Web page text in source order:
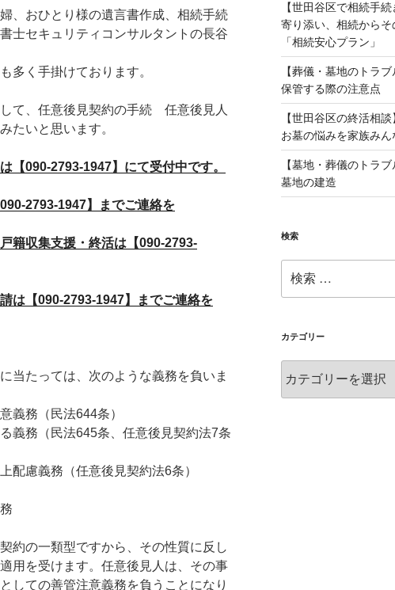
、おひとり様の遺言書作成、相続手続
士セキュリティコンサルタントの長谷
多く手掛けております。
て、任意後見契約の手続 任意後見人
たいと思います。
【090-2793-1947】にて受付中です。
2793-1947】までご連絡を
籍収集支援・終活は【090-2793-
は【090-2793-1947】までご連絡を
当たっては、次のような義務を負いま
義務（民法644条）
義務（民法645条、任意後見契約法7条
配慮義務（任意後見契約法6条）
の一類型ですから、その性質に反し
用を受けます。任意後見人は、その事
しての善管注意義務を負うことになり
【世田谷区で相続手
寄り添い、相続から
「相続安心プラン」
【葬儀・墓地のトラ
保管する際の注意点
【世田谷区の終活相
お墓の悩みを家族みん
【墓地・葬儀のトラ
墓地の建造
検索
索:
カテゴリー
テ